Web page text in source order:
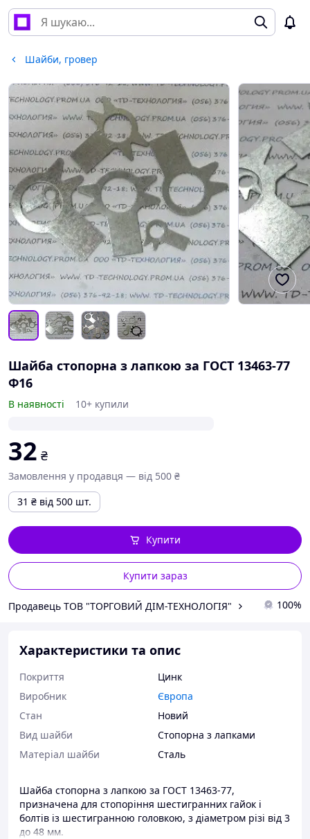
Шайби, гровер
Шайба стопорна з лапкою за ГОСТ 13463-77
Ф16
В наявності 10+ купили
32 ₴
Замовлення у продавця — від 500 ₴
31 ₴ від 500 шт.
Купити зараз
Купити
Продавець ТОВ "ТОРГОВИЙ ДІМ-ТЕХНОЛОГІЯ" 100%
Характеристики та опис
Покриття
Цинк
Виробник
Європа
Стан
Новий
Вид шайби
Стопорна з лапками
Матеріал шайби
Сталь
Шайба стопорна з лапкою за ГОСТ 13463-77,
призначена для стопоріння шестигранних гайок і
болтів із шестигранною головкою, з діаметром різі від 3
до 48 мм.